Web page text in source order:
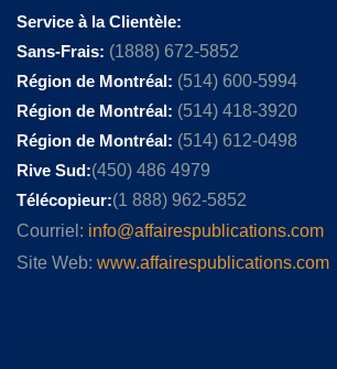
Service à la Clientèle:
Sans-Frais: (1888) 672-5852
Région de Montréal: (514) 600-5994
Région de Montréal: (514) 418-3920
Région de Montréal: (514) 612-0498
Rive Sud:(450) 486 4979
Télécopieur:(1 888) 962-5852
Courriel: info@affairespublications.com
Site Web: www.affairespublications.com